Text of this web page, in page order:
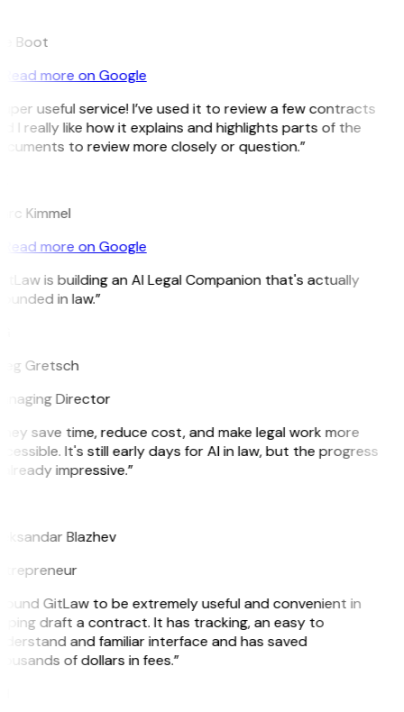
Boot
Read more on Google
useful service! I’ve used it to review a few contracts
I really like how it explains and highlights parts of the
to review more closely or question.”
Kimmel
Read more on Google
is building an AI Legal Companion that's actually
in law.”
Gretsch
Director
save time, reduce cost, and make legal work more
It's still early days for AI in law, but the progress
impressive.”
Blazhev
GitLaw to be extremely useful and convenient in
draft a contract. It has tracking, an easy to
and familiar interface and has saved
of dollars in fees.”